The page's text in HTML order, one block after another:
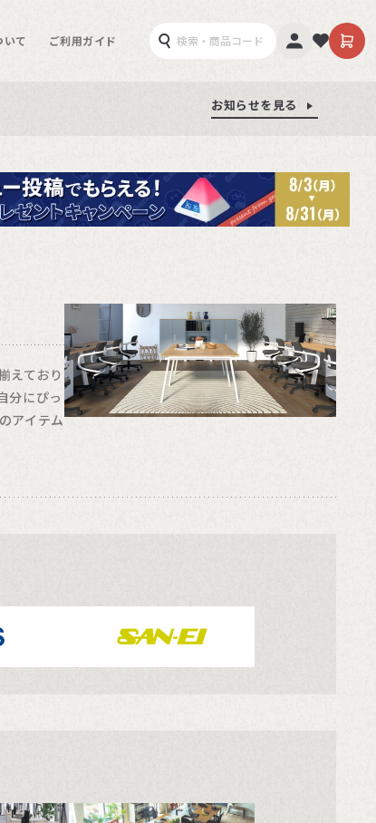
いて ご利用ガイド
お知らせを見る
お知らせを見る
お知らせを見る
えており
分にぴっ
アイテム